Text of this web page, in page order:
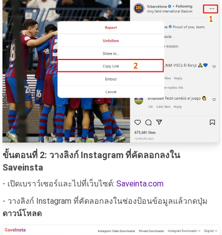
ขั้นตอนที่ 2: วางลิงก์ Instagram ที่คัดลอกลงใน
Saveinsta
- เปิดเบราว์เซอร์และไปที่เว็บไซต์: Saveinta.com
- วางลิงก์ Instagram ที่คัดลอกลงในช่องป้อนข้อมูลแล้วกดปุ่ม
ดาวน์โหลด